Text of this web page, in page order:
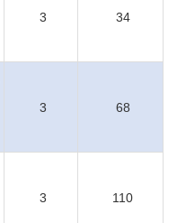
3 34
3 68
3 110